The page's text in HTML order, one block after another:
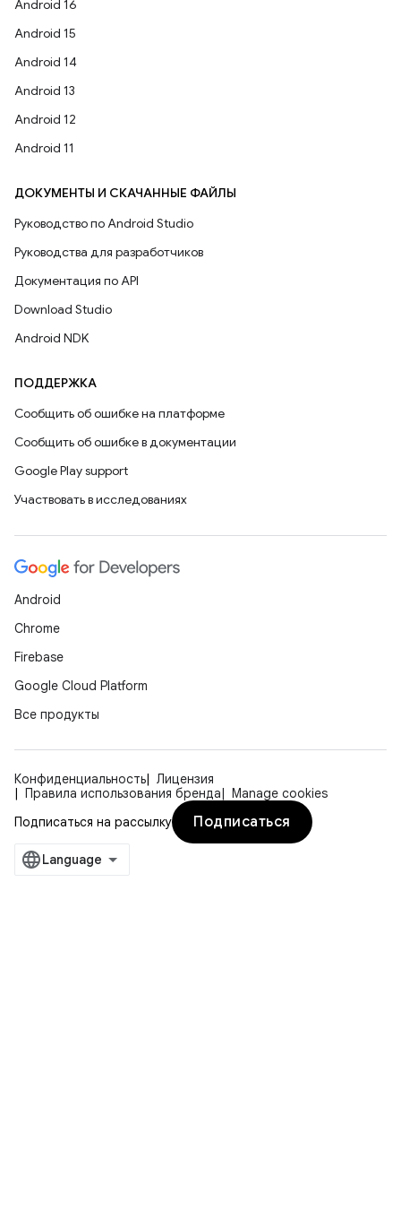
Android 16
Android 15
Android 14
Android 13
Android 12
Android 11
ДОКУМЕНТЫ И СКАЧАННЫЕ ФАЙЛЫ
Руководство по Android Studio
Руководства для разработчиков
Документация по API
Download Studio
Android NDK
ПОДДЕРЖКА
Сообщить об ошибке на платформе
Сообщить об ошибке в документации
Google Play support
Участвовать в исследованиях
Android
Chrome
Firebase
Google Cloud Platform
Все продукты
Конфиденциальность
Лицензия
Правила использования бренда
Manage cookies
Подписаться на рассылку
Подписаться